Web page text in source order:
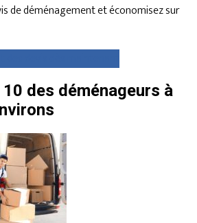
de déménagement et économisez sur
des déménageurs à